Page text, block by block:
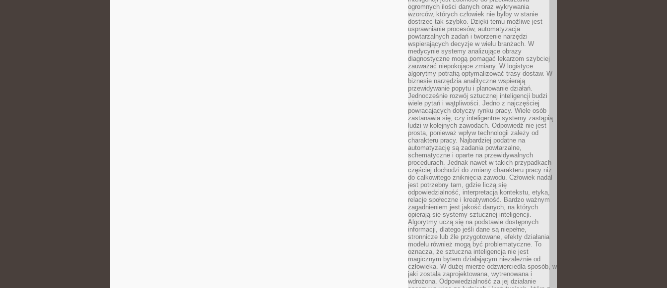
ogromnych ilości danych oraz wykrywania
wzorców, których człowiek nie byłby w stanie
dostrzec tak szybko. Dzięki temu możliwe jest
usprawnianie procesów, automatyzacja
powtarzalnych zadań i tworzenie narzędzi
wspierających decyzje w wielu branżach. W
medycynie systemy analizujące obrazy
diagnostyczne mogą pomagać lekarzom szybciej
zauważać niepokojące zmiany. W logistyce
algorytmy potrafią optymalizować trasy dostaw. W
biznesie narzędzia analityczne wspierają
przewidywanie popytu i planowanie działań.
Jednocześnie rozwój sztucznej inteligencji budzi
wiele pytań i wątpliwości. Jedno z najczęściej
powracających dotyczy rynku pracy. Wiele osób
zastanawia się, czy inteligentne systemy zastąpią
ludzi w kolejnych zawodach. Odpowiedź nie jest
prosta, ponieważ wpływ technologii zależy od
charakteru pracy. Najbardziej podatne na
automatyzację są zadania powtarzalne,
schematyczne i oparte na przewidywalnych
procedurach. Jednak nawet w takich przypadkach
częściej dochodzi do zmiany charakteru pracy niż
do całkowitego zniknięcia zawodu. Człowiek nadal
jest potrzebny tam, gdzie liczą się
odpowiedzialność, interpretacja kontekstu, etyka,
relacje społeczne i kreatywność. Bardzo ważnym
zagadnieniem jest jakość danych, na których
opierają się systemy sztucznej inteligencji.
Algorytmy uczą się na podstawie dostępnych
informacji, dlatego jeśli dane są niepełne,
stronnicze lub źle przygotowane, efekty działania
modelu również mogą być problematyczne. To
oznacza, że sztuczna inteligencja nie jest
magicznym bytem działającym niezależnie od
człowieka. W dużej mierze odzwierciedla sposób, w
jaki została zaprojektowana, wytrenowana i
wdrożona. Odpowiedzialność za jej działanie